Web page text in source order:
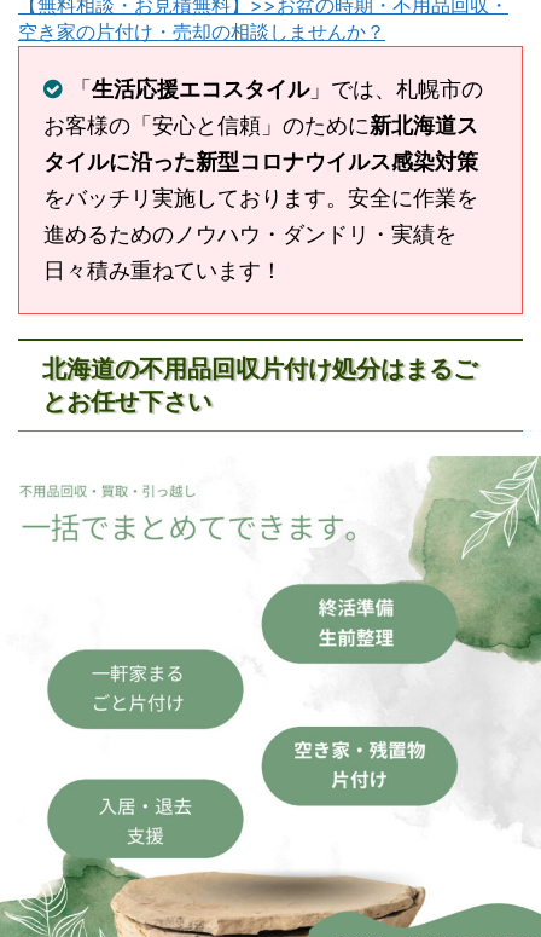
【無料相談・お見積無料】>>お盆の時期・不用品回収・
空き家の片付け・売却の相談しませんか？
「 生活応援エコスタイル」では、札幌市の
お客様の「安心と信頼」のために新北海道ス
タイルに沿った新型コロナウイルス感染対策
をバッチリ実施しております。安全に作業を
進めるためのノウハウ・ダンドリ・実績を
日々積み重ねています！
北海道の不用品回収片付け処分はまるご
とお任せ下さい